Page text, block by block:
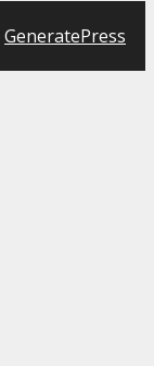
GeneratePress